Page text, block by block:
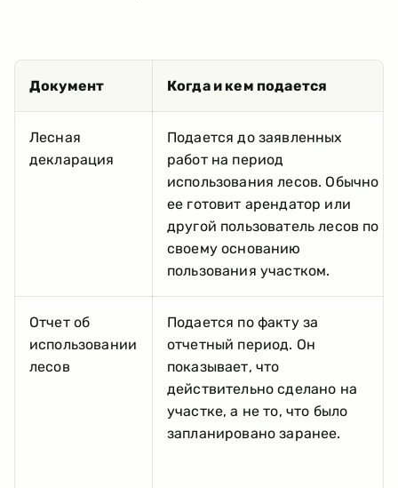
Документ Когда и кем подается
Лесная
декларация
Подается до заявленных
работ на период
использования лесов. Обычно
ее готовит арендатор или
другой пользователь лесов по
своему основанию
пользования участком.
Отчет об
использовании
лесов
Подается по факту за
отчетный период. Он
показывает, что
действительно сделано на
участке, а не то, что было
запланировано заранее.